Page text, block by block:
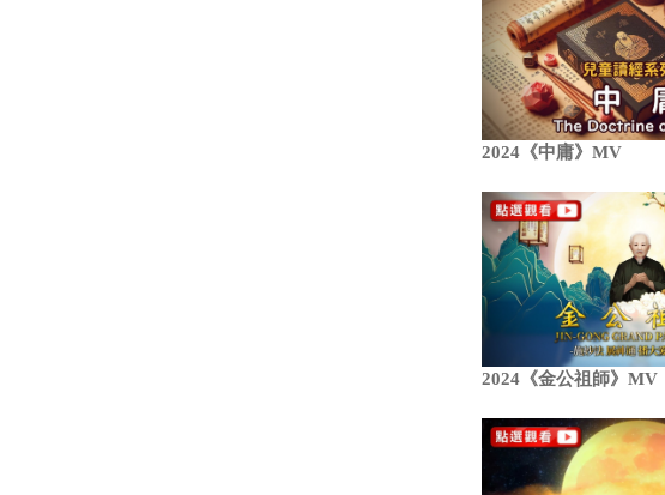
2024《中庸》MV
2024《金公祖師》MV